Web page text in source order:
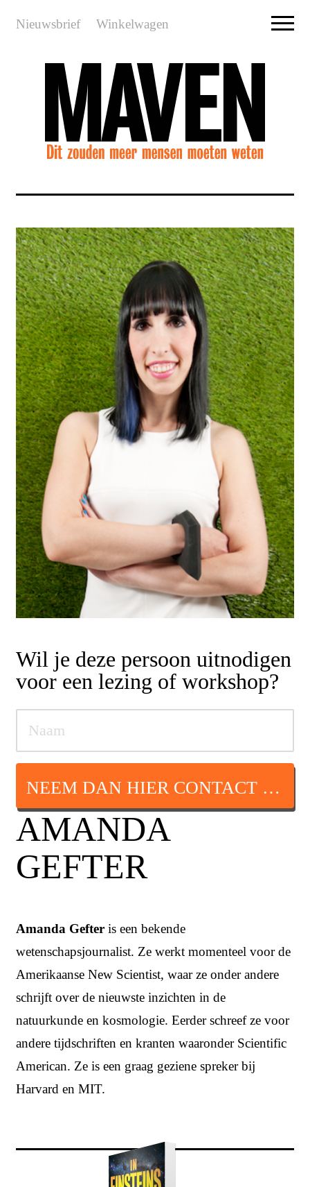
Nieuwsbrief Winkelwagen
Wil je deze persoon uitnodigen
voor een lezing of workshop?
NEEM DAN HIER CONTACT OP
AMANDA
GEFTER
Amanda Gefter is een bekende
wetenschapsjournalist. Ze werkt momenteel voor de
Amerikaanse New Scientist, waar ze onder andere
schrijft over de nieuwste inzichten in de
natuurkunde en kosmologie. Eerder schreef ze voor
andere tijdschriften en kranten waaronder Scientific
American. Ze is een graag geziene spreker bij
Harvard en MIT.